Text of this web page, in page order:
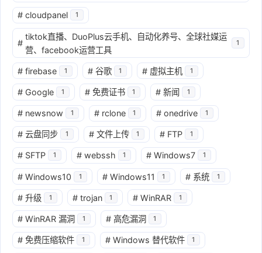
# cloudpanel 1
#
tiktok直播、DuoPlus云手机、自动化养号、全球社媒运
营、facebook运营工具
1
# firebase 1 # 谷歌 1 # 虚拟主机 1
# Google 1 # 免费证书 1 # 新闻 1
# newsnow 1 # rclone 1 # onedrive 1
# 云盘同步 1 # 文件上传 1 # FTP 1
# SFTP 1 # webssh 1 # Windows7 1
# Windows10 1 # Windows11 1 # 系统 1
# 升级 1 # trojan 1 # WinRAR 1
# WinRAR 漏洞 1 # 高危漏洞 1
# 免费压缩软件 1 # Windows 替代软件 1